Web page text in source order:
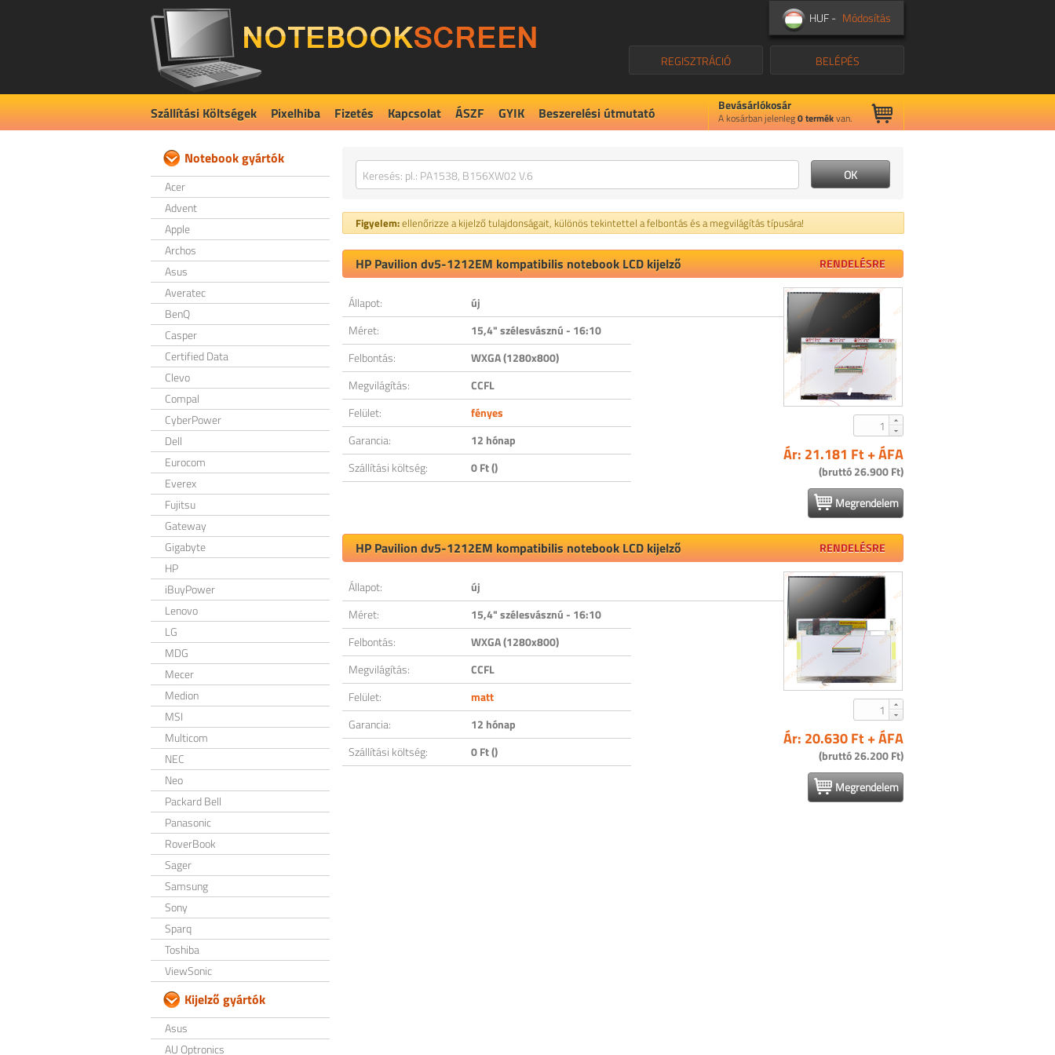
HUF - Módosítás
BELÉPÉS
REGISZTRÁCIÓ
Szállítási Költségek Pixelhiba Fizetés Kapcsolat ÁSZF GYIK Beszerelési útmutató Bevásárlókosár
A kosárban jelenleg0termékvan.
Notebook gyártók
Acer
Advent
Apple
Archos
Asus
Averatec
BenQ
Casper
Certified Data
Clevo
Compal
CyberPower
Dell
Eurocom
Everex
Fujitsu
Gateway
Gigabyte
HP
iBuyPower
Lenovo
LG
MDG
Mecer
Medion
MSI
Multicom
NEC
Neo
Packard Bell
Panasonic
RoverBook
Sager
Samsung
Sony
Sparq
Toshiba
ViewSonic
Kijelző gyártók
Asus
AU Optronics
Figyelem:ellenőrizze a kijelző tulajdonságait, különös tekintettel a felbontás és a megvilágítás típusára!
HP Pavilion dv5-1212EM kompatibilis notebook LCD kijelző RENDELÉSRE
Állapot:
új
Méret:
15,4" szélesvásznú - 16:10
Felbontás:
WXGA (1280x800)
Megvilágítás:
CCFL
Felület:
fényes
Garancia:
12 hónap
Szállítási költség:
0 Ft ()
Ár: 21.181 Ft + ÁFA
(bruttó 26.900 Ft)
Megrendelem
HP Pavilion dv5-1212EM kompatibilis notebook LCD kijelző RENDELÉSRE
Állapot:
új
Méret:
15,4" szélesvásznú - 16:10
Felbontás:
WXGA (1280x800)
Megvilágítás:
CCFL
Felület:
matt
Garancia:
12 hónap
Szállítási költség:
0 Ft ()
Ár: 20.630 Ft + ÁFA
(bruttó 26.200 Ft)
Megrendelem